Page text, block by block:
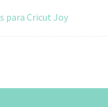
para Cricut Joy